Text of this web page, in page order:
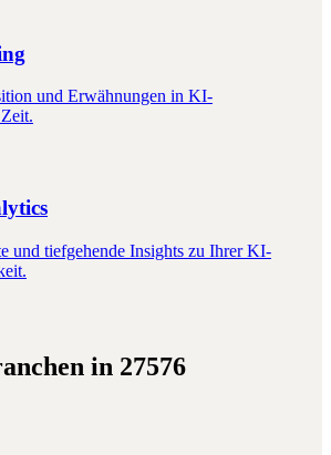
und Erwähnungen in KI-
und tiefgehende Insights zu Ihrer KI-
in 27576